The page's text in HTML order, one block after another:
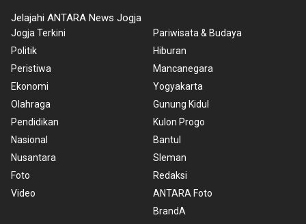
Jelajahi ANTARA News Jogja
Jogja Terkini
Politik
Peristiwa
Ekonomi
Olahraga
Pendidikan
Nasional
Nusantara
Foto
Video
Pariwisata & Budaya
Hiburan
Mancanegara
Yogyakarta
Gunung Kidul
Kulon Progo
Bantul
Sleman
Redaksi
ANTARA Foto
BrandA